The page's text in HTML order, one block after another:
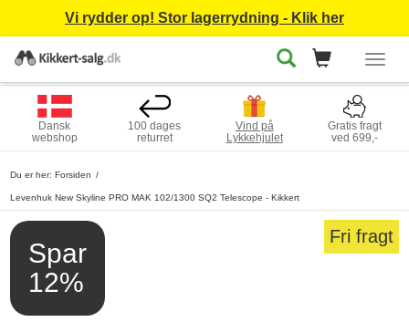
Vi rydder op! Stor lagerrydning - Klik her
Dansk
webshop
100 dages
returret
Vind på
Lykkehjulet
Gratis fragt
ved 699,-
Du er her: Forsiden
Levenhuk New Skyline PRO MAK 102/1300 SQ2 Telescope - Kikkert
Spar
12%
Fri fragt